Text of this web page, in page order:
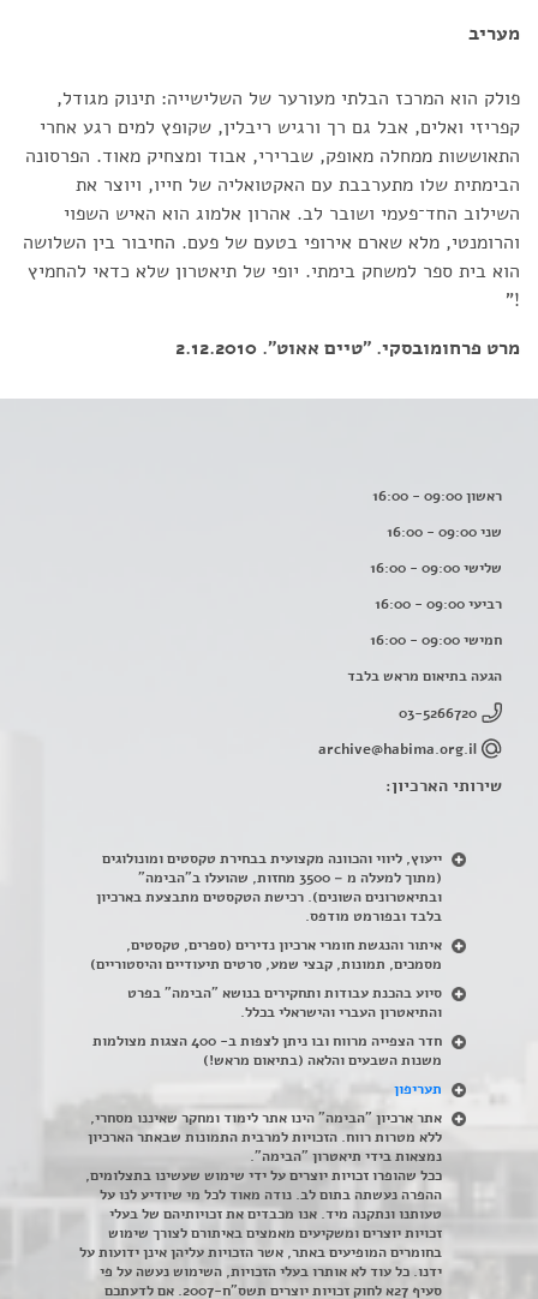
מעריב
פולק הוא המרכז הבלתי מעורער של השלישייה: תינוק מגודל,
קפריזי ואלים, אבל גם רך ורגיש ריבלין, שקופץ למים רגע אחרי
התאוששות ממחלה מאופק, שברירי, אבוד ומצחיק מאוד. הפרסונה
הבימתית שלו מתערבבת עם האקטואליה של חייו, ויוצר את
השילוב החד־פעמי ושובר לב. אהרון אלמוג הוא האיש השפוי
והרומנטי, מלא שארם אירופי בטעם של פעם. החיבור בין השלושה
הוא בית ספר למשחק בימתי. יופי של תיאטרון שלא כדאי להחמיץ
!"
מרט פרחומובסקי. "טיים אאוט". 2.12.2010
ראשון 09:00 - 16:00
שני 09:00 - 16:00
שלישי 09:00 - 16:00
רביעי 09:00 - 16:00
חמישי 09:00 - 16:00
הגעה בתיאום מראש בלבד
03-5266720
archive@habima.org.il
שירותי הארכיון:
ייעוץ, ליווי והכוונה מקצועית בבחירת טקסטים ומונולוגים
(מתוך למעלה מ – 3500 מחזות, שהועלו ב"הבימה"
ובתיאטרונים השונים). רכישת הטקסטים מתבצעת בארכיון
בלבד ובפורמט מודפס.
איתור והנגשת חומרי ארכיון נדירים (ספרים, טקסטים,
מסמכים, תמונות, קבצי שמע, סרטים תיעודיים והיסטוריים)
סיוע בהכנת עבודות ותחקירים בנושא "הבימה" בפרט
והתיאטרון העברי והישראלי בכלל.
חדר הצפייה מרווח ובו ניתן לצפות ב- 400 הצגות מצולמות
משנות השבעים והלאה (בתיאום מראש!)
תעריפון
אתר ארכיון "הבימה" הינו אתר לימוד ומחקר שאיננו מסחרי,
ללא מטרות רווח. הזכויות למרבית התמונות שבאתר הארכיון
נמצאות בידי תיאטרון "הבימה".
ככל שהופרו זכויות יוצרים על ידי שימוש שעשינו בתצלומים,
ההפרה נעשתה בתום לב. נודה מאוד לכל מי שיודיע לנו על
טעותנו ונתקנה מיד. אנו מכבדים את זכויותיהם של בעלי
זכויות יוצרים ומשקיעים מאמצים באיתורם לצורך שימוש
בחומרים המופיעים באתר, אשר הזכויות עליהן אינן ידועות על
ידנו. כל עוד לא אותרו בעלי הזכויות, השימוש נעשה על פי
סעיף 27א לחוק זכויות יוצרים תשס"ח-2007. אם לדעתכם